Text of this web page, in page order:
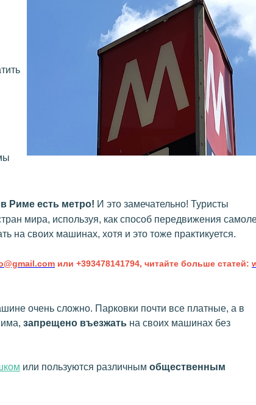
Риме есть метро! И это замечательно! Туристы
мира, используя, как способ передвижения
на своих машинах, хотя и это тоже практикуется.
или +393478141794, читайте больше статей:
очень сложно. Парковки почти все платные, а в
запрещено въезжать на своих машинах без
или пользуются различным общественным